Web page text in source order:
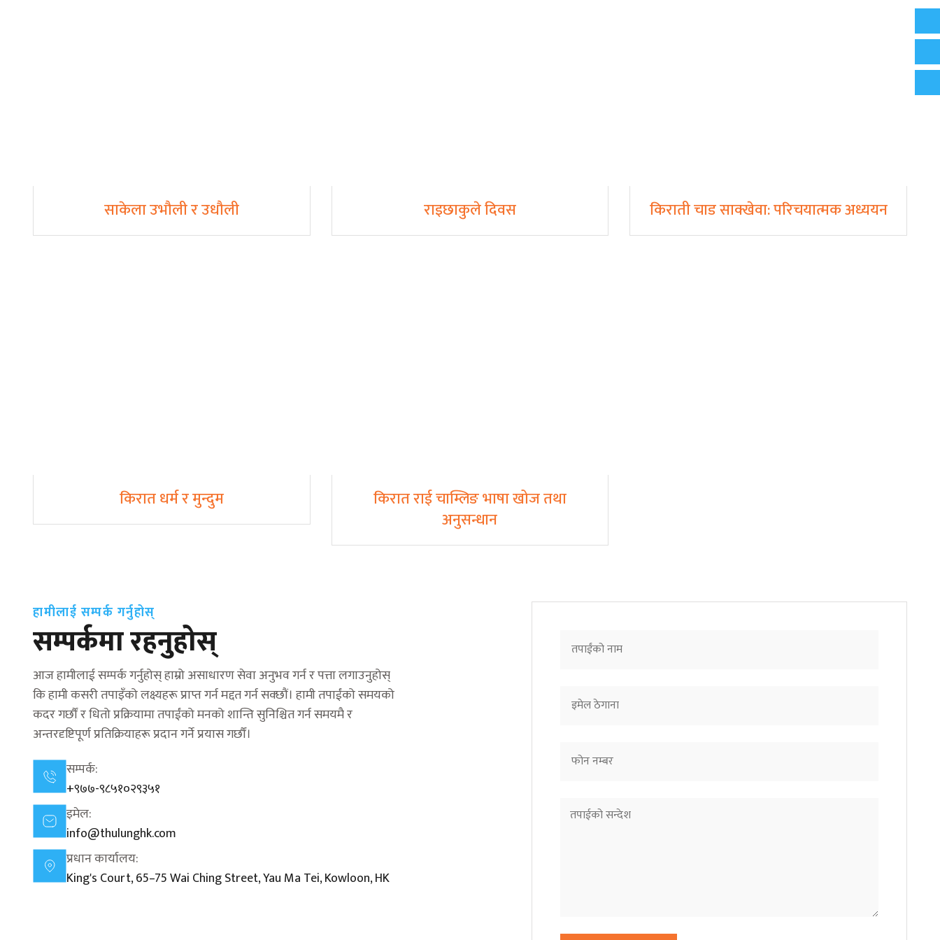
साकेला उभौली र उधौली राइछाकुले दिवस किराती चाड साक्खेवा: परिचयात्मक अध्ययन
किरात धर्म र मुन्दुम
किरात राई चाम्लिङ भाषा खोज तथा
अनुसन्धान
हामीलाई सम्पर्क गर्नुहोस्
सम्पर्कमा रहनुहोस्
आज हामीलाई सम्पर्क गर्नुहोस् हाम्रो असाधारण सेवा अनुभव गर्न र पत्ता लगाउनुहोस्
कि हामी कसरी तपाइँको लक्ष्यहरू प्राप्त गर्न मद्दत गर्न सक्छौं। हामी तपाईंको समयको
कदर गर्छौं र धितो प्रक्रियामा तपाईंको मनको शान्ति सुनिश्चित गर्न समयमै र
अन्तरदृष्टिपूर्ण प्रतिक्रियाहरू प्रदान गर्ने प्रयास गर्छौं।
सम्पर्क:
+९७७-९८५१०२९३५१
इमेल:
info@thulunghk.com
प्रधान कार्यालय:
King's Court, 65–75 Wai Ching Street, Yau Ma Tei, Kowloon, HK